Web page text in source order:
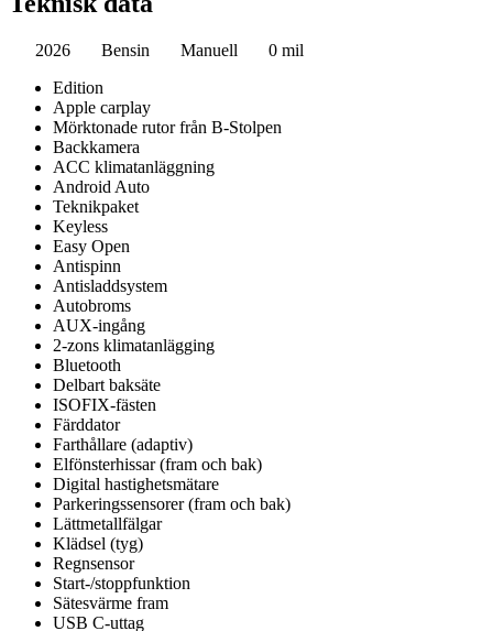
2026 Bensin Manuell
0 mil
Edition
Apple carplay
Mörktonade rutor från B-Stolpen
Backkamera
ACC klimatanläggning
Android Auto
Teknikpaket
Keyless
Easy Open
Antispinn
Antisladdsystem
Autobroms
AUX-ingång
2-zons klimatanlägging
Bluetooth
Delbart baksäte
ISOFIX-fästen
Färddator
Farthållare (adaptiv)
Elfönsterhissar (fram och bak)
Digital hastighetsmätare
Parkeringssensorer (fram och bak)
Lättmetallfälgar
Klädsel (tyg)
Regnsensor
Start-/stoppfunktion
Sätesvärme fram
USB C-uttag